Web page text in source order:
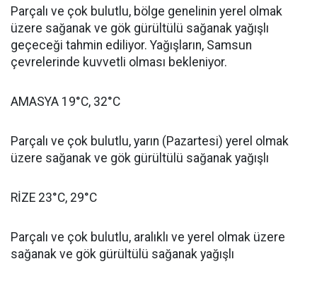
Parçalı ve çok bulutlu, bölge genelinin yerel olmak
üzere sağanak ve gök gürültülü sağanak yağışlı
geçeceği tahmin ediliyor. Yağışların, Samsun
çevrelerinde kuvvetli olması bekleniyor.
AMASYA 19°C, 32°C
Parçalı ve çok bulutlu, yarın (Pazartesi) yerel olmak
üzere sağanak ve gök gürültülü sağanak yağışlı
RİZE 23°C, 29°C
Parçalı ve çok bulutlu, aralıklı ve yerel olmak üzere
sağanak ve gök gürültülü sağanak yağışlı